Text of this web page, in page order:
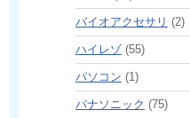
バイオアクセサリ (2)
ハイレゾ(55)
パソコン (1)
パナソニック (75)